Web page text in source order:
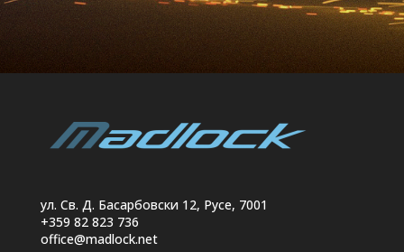
ул. Св. Д. Басарбовски 12, Русе, 7001
+359 82 823 736
office@madlock.net